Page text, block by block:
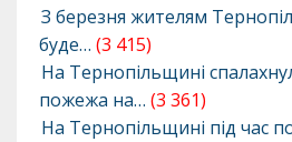
З березня жителям
буде… (3 415)
На Тернопільщині
пожежа на… (3 361)
На Тернопільщині під час